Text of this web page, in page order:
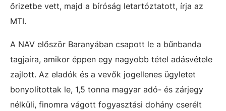
őrizetbe vett, majd a bíróság letartóztatott, írja az
MTI.
A NAV először Baranyában csapott le a bűnbanda
tagjaira, amikor éppen egy nagyobb tétel adásvétele
zajlott. Az eladók és a vevők jogellenes ügyletet
bonyolítottak le, 1,5 tonna magyar adó- és zárjegy
nélküli, finomra vágott fogyasztási dohány cserélt